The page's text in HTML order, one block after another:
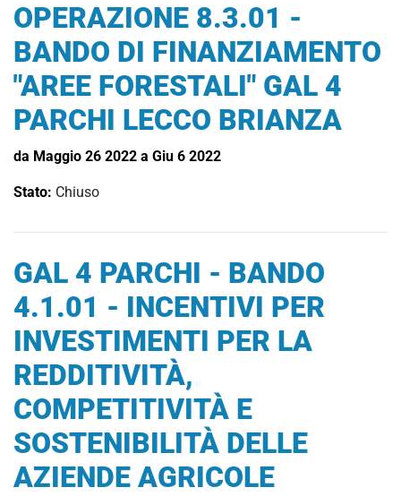
OPERAZIONE 8.3.01 -
BANDO DI FINANZIAMENTO
"AREE FORESTALI" GAL 4
PARCHI LECCO BRIANZA
da Maggio 26 2022 a Giu 6 2022
Stato: Chiuso
GAL 4 PARCHI - BANDO
4.1.01 - INCENTIVI PER
INVESTIMENTI PER LA
REDDITIVITÀ,
COMPETITIVITÀ E
SOSTENIBILITÀ DELLE
AZIENDE AGRICOLE